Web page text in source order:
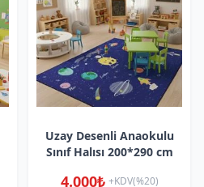
Uzay Desenli Anaokulu
Sınıf Halısı 200*290 cm
4.000₺ +KDV(%20)